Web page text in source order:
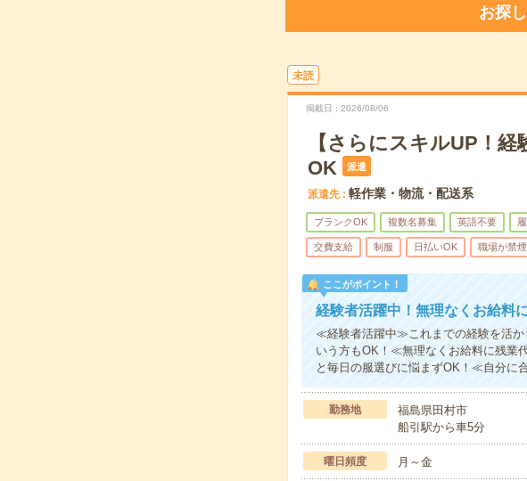
お探
未読
掲載日 2026/08/06
【さらにスキルUP！
OK
派遣
派遣先 軽作業・物流・配送系
ブランクOK 複数名募集 英語不要
交費支給 制服 日払いOK 職場が禁煙
ここがポイント！
経験者活躍中！無理なくお給料
≪経験者活躍中≫これまでの経験を活か
いう方もOK！≪無理なくお給料に残業
と毎日の服選びに悩まずOK！≪自分に
勤務地
福島県田村市
船引駅から車5分
曜日頻度 月～金